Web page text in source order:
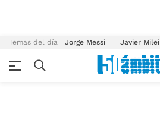
Temas del día Jorge Messi Javier Milei